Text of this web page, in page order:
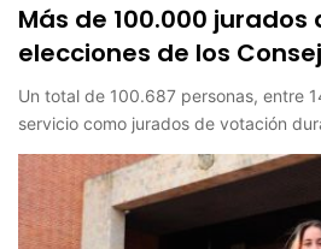
Más de 100.000
elecciones de los
Un total de 100.687 personas, entre
servicio como jurados de votación